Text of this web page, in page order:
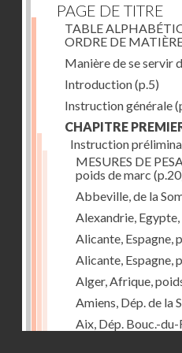
PAGE DE TITRE
TABLE
ORDRE DE
Manière de se servir
Introduction(p.5)
Instruction générale
CHAPITRE
Instruction
MESURES DE
poids de marc
Abbeville, de la
Alexandrie,
Alicante, Espagne,
Alicante, Espagne,
Alger, Afrique,
Amiens, Dép. de la
Aix, Dép. Bouc.-